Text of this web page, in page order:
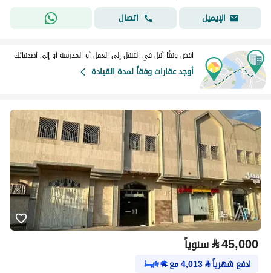
الإيميل
اتصال
اقض وقتًا أقل في التنقل إلى العمل أو المدرسة أو إلى أصدقائك
أوجد عقارات وفقاً لمدة القيادة
⃁45,000 سنوياً
ادفع شهرياً⃁
4,013مع